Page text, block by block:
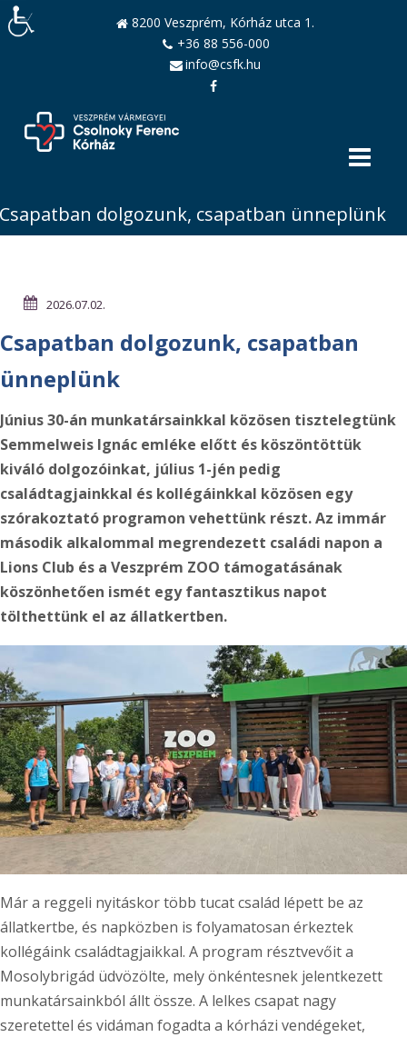
8200 Veszprém, Kórház utca 1.
+36 88 556-000
info@csfk.hu
dolgozunk, csapatban ünneplünk
2026.07.02.
Csapatban dolgozunk, csapatban
ünneplünk
Június 30-án munkatársainkkal közösen tisztelegtünk
Semmelweis Ignác emléke előtt és köszöntöttük
kiváló dolgozóinkat, július 1-jén pedig
családtagjainkkal és kollégáinkkal közösen egy
szórakoztató programon vehettünk részt. Az immár
második alkalommal megrendezett családi napon a
Lions Club és a Veszprém ZOO támogatásának
köszönhetően ismét egy fantasztikus napot
tölthettünk el az állatkertben.
Már a reggeli nyitáskor több tucat család lépett be az
állatkertbe, és napközben is folyamatosan érkeztek
kollégáink családtagjaikkal. A program résztvevőit a
Mosolybrigád üdvözölte, mely önkéntesnek jelentkezett
munkatársainkból állt össze. A lelkes csapat nagy
szeretettel és vidáman fogadta a kórházi vendégeket,